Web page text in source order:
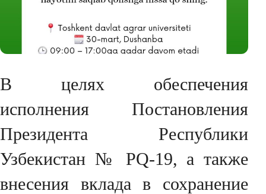
В целях обеспечения
исполнения Постановления
Президента Республики
Узбекистан № PQ-19, а также
внесения вклада в сохранение